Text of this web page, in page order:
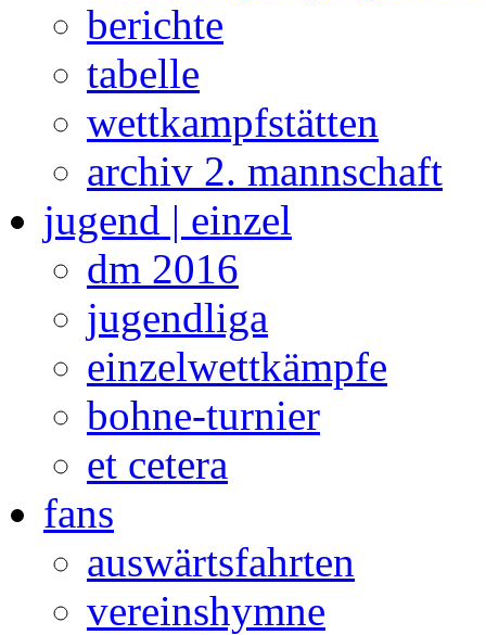
berichte
tabelle
wettkampfstätten
archiv 2. mannschaft
jugend | einzel
dm 2016
jugendliga
einzelwettkämpfe
bohne-turnier
et cetera
fans
auswärtsfahrten
vereinshymne